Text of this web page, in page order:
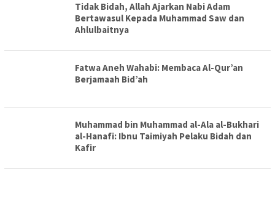
Tidak Bidah, Allah Ajarkan Nabi Adam
Bertawasul Kepada Muhammad Saw dan
Ahlulbaitnya
Fatwa Aneh Wahabi: Membaca Al-Qur’an
Berjamaah Bid’ah
Muhammad bin Muhammad al-Ala al-Bukhari
al-Hanafi: Ibnu Taimiyah Pelaku Bidah dan
Kafir